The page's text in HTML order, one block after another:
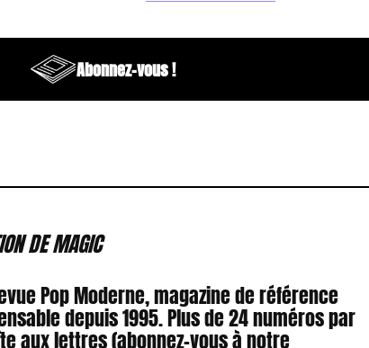
Abonnez-vous !
DE MAGIC
Pop Moderne, magazine de référence
depuis 1995. Plus de 24 numéros par
aux lettres (abonnez-vous à notre